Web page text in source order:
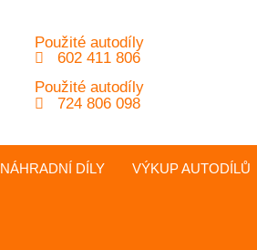
Použité autodíly
602 411 806
Použité autodíly
724 806 098
NÁHRADNÍ DÍLY VÝKUP AUTODÍLŮ